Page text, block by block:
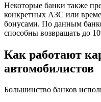
Некоторые банки также
конкретных АЗС или
бонусами. По данным
способны возвращать до
Как работают
автомобилистов
Большинство банков